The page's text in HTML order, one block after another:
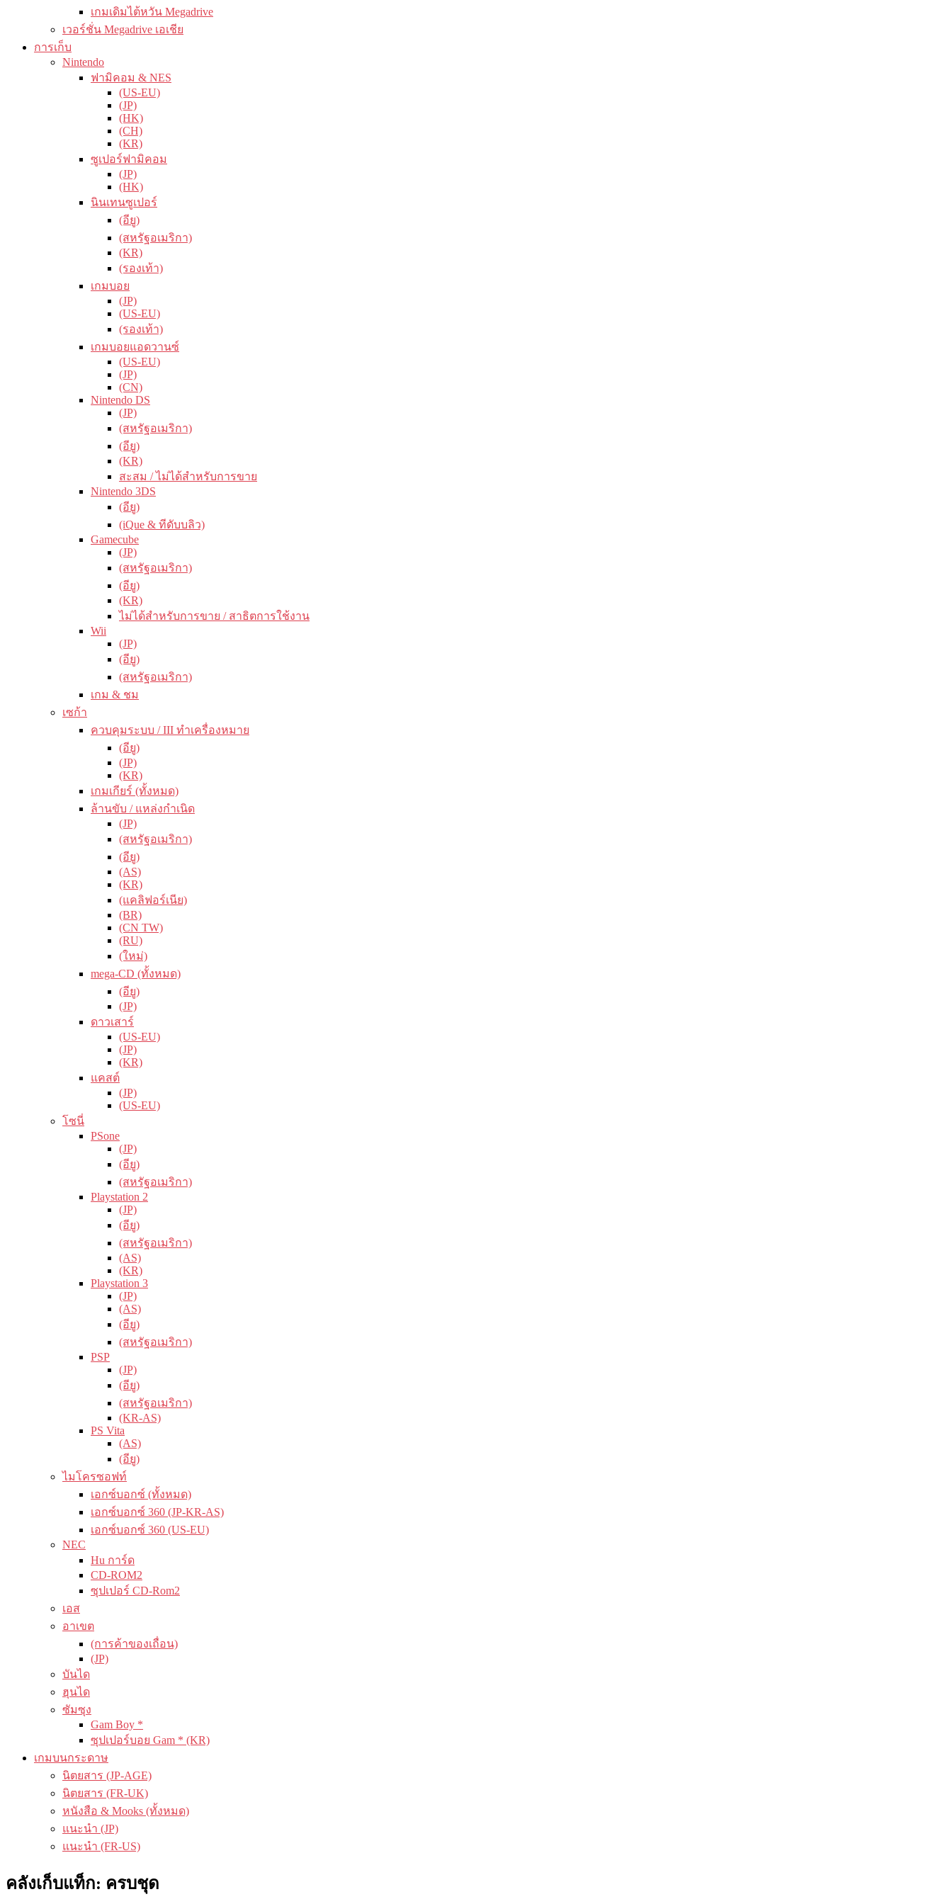
เกมเดิมไต้หวัน Megadrive
เวอร์ชั่น Megadrive เอเชีย
การเก็บ
Nintendo
ฟามิคอม & NES
(US-EU)
(JP)
(HK)
(CH)
(KR)
ซูเปอร์ฟามิคอม
(JP)
(HK)
นินเทนซูเปอร์
(อียู)
(สหรัฐอเมริกา)
(KR)
(รองเท้า)
เกมบอย
(JP)
(US-EU)
(รองเท้า)
เกมบอยแอดวานซ์
(US-EU)
(JP)
(CN)
Nintendo DS
(JP)
(สหรัฐอเมริกา)
(อียู)
(KR)
สะสม / ไม่ได้สำหรับการขาย
Nintendo 3DS
(อียู)
(iQue & ทีดับบลิว)
Gamecube
(JP)
(สหรัฐอเมริกา)
(อียู)
(KR)
ไม่ได้สำหรับการขาย / สาธิตการใช้งาน
Wii
(JP)
(อียู)
(สหรัฐอเมริกา)
เกม & ชม
เซก้า
ควบคุมระบบ / III ทำเครื่องหมาย
(อียู)
(JP)
(KR)
เกมเกียร์ (ทั้งหมด)
ล้านขับ / แหล่งกำเนิด
(JP)
(สหรัฐอเมริกา)
(อียู)
(AS)
(KR)
(แคลิฟอร์เนีย)
(BR)
(CN TW)
(RU)
(ใหม่)
mega-CD (ทั้งหมด)
(อียู)
(JP)
ดาวเสาร์
(US-EU)
(JP)
(KR)
แคสต์
(JP)
(US-EU)
โซนี่
PSone
(JP)
(อียู)
(สหรัฐอเมริกา)
Playstation 2
(JP)
(อียู)
(สหรัฐอเมริกา)
(AS)
(KR)
Playstation 3
(JP)
(AS)
(อียู)
(สหรัฐอเมริกา)
PSP
(JP)
(อียู)
(สหรัฐอเมริกา)
(KR-AS)
PS Vita
(AS)
(อียู)
ไมโครซอฟท์
เอกซ์บอกซ์ (ทั้งหมด)
เอกซ์บอกซ์ 360 (JP-KR-AS)
เอกซ์บอกซ์ 360 (US-EU)
NEC
Hu การ์ด
CD-ROM2
ซุปเปอร์ CD-Rom2
เอส
อาเขต
(การค้าของเถื่อน)
(JP)
บันได
ฮุนได
ซัมซุง
Gam Boy *
ซุปเปอร์บอย Gam * (KR)
เกมบนกระดาษ
นิตยสาร (JP-AGE)
นิตยสาร (FR-UK)
หนังสือ & Mooks (ทั้งหมด)
แนะนำ (JP)
แนะนำ (FR-US)
คลังเก็บแท็ก: ครบชุด